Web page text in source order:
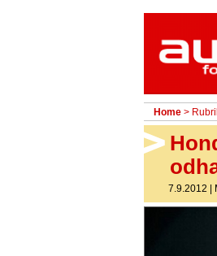
Home >
7.9.2012 |